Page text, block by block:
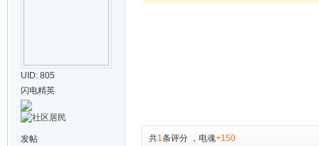
UID: 805
闪电精英
发帖
共1条评分 ， 电魂+150